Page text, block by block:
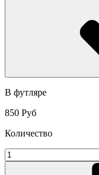
В футляре
850 Руб
Количество